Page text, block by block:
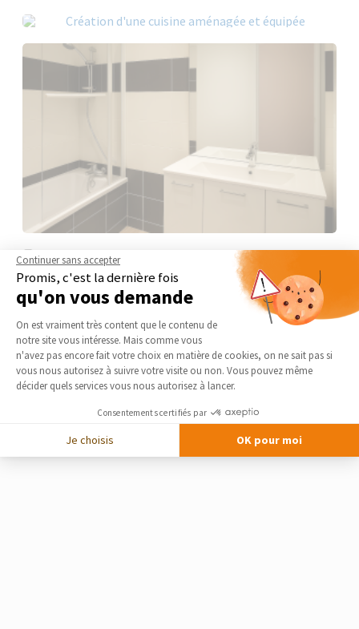
Continuer sans accepter
Promis, c'est la dernière fois
qu'on vous demande
Plateforme de Gestion du
On est vraiment très content que le contenu de
notre site vous intéresse. Mais comme vous
n'avez pas encore fait votre choix en matière de cookies, on ne sait pas si
vous nous autorisez à suivre votre visite ou non. Vous pouvez même
décider quels services vous nous autorisez à lancer.
Consentements certifiés par
Je choisis OK pour moi
Axeptio consent